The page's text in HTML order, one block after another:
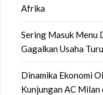
Afrika
Sering Masuk Menu
Gagalkan Usaha
Dinamika Ekonomi
Kunjungan AC Milan